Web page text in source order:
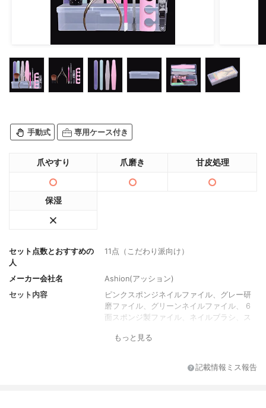
手動式 専用ケース付き
爪やすり 爪磨き 甘皮処理
保湿
セット点数とおすすめの
人
11点（こだわり派向け）
メーカー会社名
Ashion(アッション)
セット内容
ピンクスポンジネイルファイル、グレー研
磨ファイル、グリーンネイルファイル、 6
面スポンジ製ファイル、ネイルブラシ、ス
切り、爪切り、キューティクルプッシャ
もっと見る
記載情報ミス報告